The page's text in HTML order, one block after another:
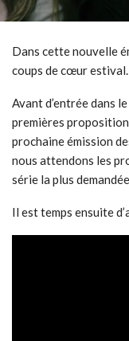
Dans cette nouvelle
coups de cœur
Avant d’entrée dans
premières
prochaine émission
nous attendons les
série la plus
Il est temps ensuite